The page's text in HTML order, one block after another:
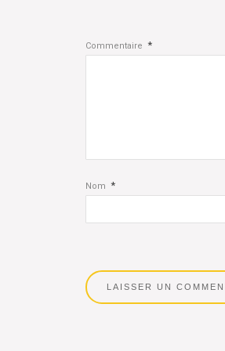
Commentaire *
Nom *